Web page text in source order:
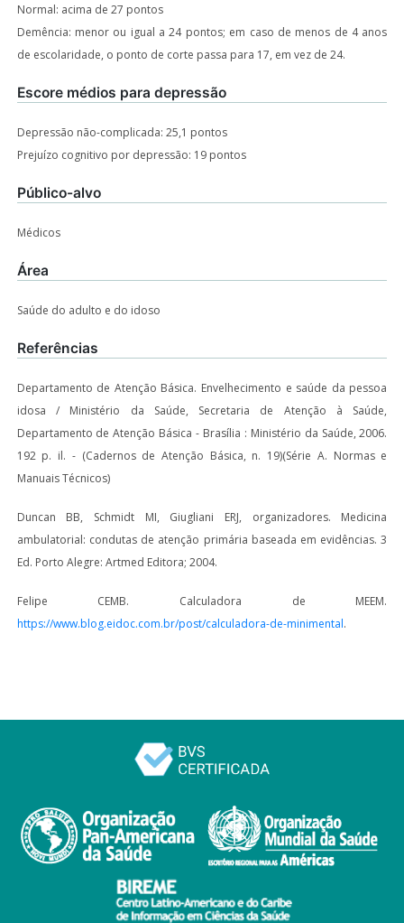
Normal: acima de 27 pontos
Demência: menor ou igual a 24 pontos; em caso de menos de 4 anos
de escolaridade, o ponto de corte passa para 17, em vez de 24.
Escore médios para depressão
Depressão não-complicada: 25,1 pontos
Prejuízo cognitivo por depressão: 19 pontos
Público-alvo
Médicos
Área
Saúde do adulto e do idoso
Referências
Departamento de Atenção Básica. Envelhecimento e saúde da pessoa
idosa / Ministério da Saúde, Secretaria de Atenção à Saúde,
Departamento de Atenção Básica - Brasília : Ministério da Saúde, 2006.
192 p. il. - (Cadernos de Atenção Básica, n. 19)(Série A. Normas e
Manuais Técnicos)
Duncan BB, Schmidt MI, Giugliani ERJ, organizadores. Medicina
ambulatorial: condutas de atenção primária baseada em evidências. 3
Ed. Porto Alegre: Artmed Editora; 2004.
Felipe CEMB. Calculadora de MEEM.
https://www.blog.eidoc.com.br/post/calculadora-de-minimental.